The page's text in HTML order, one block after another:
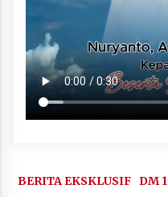
BERITA EKSKLUSIF DM 1